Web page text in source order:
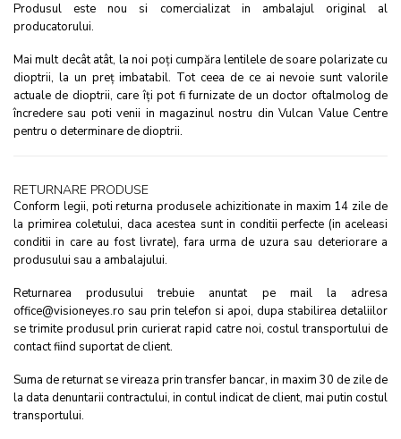
Produsul este nou si comercializat in ambalajul original al
producatorului.
Mai mult decât atât, la noi poţi cumpăra lentilele de soare polarizate cu
dioptrii, la un preţ imbatabil. Tot ceea de ce ai nevoie sunt valorile
actuale de dioptrii, care îţi pot fi furnizate de un doctor oftalmolog de
încredere sau poti venii in magazinul nostru din Vulcan Value Centre
pentru o determinare de dioptrii.
RETURNARE PRODUSE
Conform legii, poti returna produsele achizitionate in maxim 14 zile de
la primirea coletului, daca acestea sunt in conditii perfecte (in aceleasi
conditii in care au fost livrate), fara urma de uzura sau deteriorare a
produsului sau a ambalajului.
Returnarea produsului trebuie anuntat pe mail la adresa
office@visioneyes.ro sau prin telefon si apoi, dupa stabilirea detaliilor
se trimite produsul prin curierat rapid catre noi, costul transportului de
contact fiind suportat de client.
Suma de returnat se vireaza prin transfer bancar, in maxim 30 de zile de
la data denuntarii contractului, in contul indicat de client, mai putin costul
transportului.